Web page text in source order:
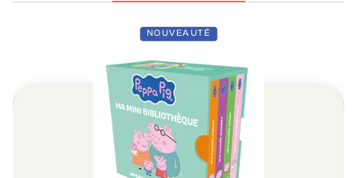
NOUVEAUTÉ